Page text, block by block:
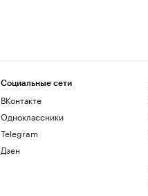
Социальные сети
ВКонтакте
Одноклассники
Telegram
Дзен